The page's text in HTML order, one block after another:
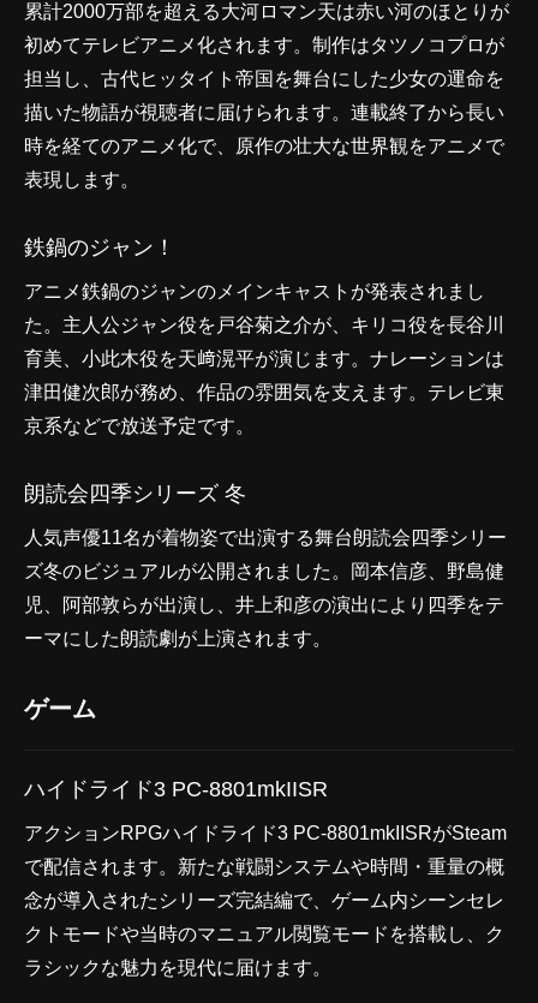
累計2000万部を超える大河ロマン天は赤い河のほとりが
初めてテレビアニメ化されます。制作はタツノコプロが
担当し、古代ヒッタイト帝国を舞台にした少女の運命を
描いた物語が視聴者に届けられます。連載終了から長い
時を経てのアニメ化で、原作の壮大な世界観をアニメで
表現します。
鉄鍋のジャン！
アニメ鉄鍋のジャンのメインキャストが発表されまし
た。主人公ジャン役を戸谷菊之介が、キリコ役を長谷川
育美、小此木役を天﨑滉平が演じます。ナレーションは
津田健次郎が務め、作品の雰囲気を支えます。テレビ東
京系などで放送予定です。
朗読会四季シリーズ 冬
人気声優11名が着物姿で出演する舞台朗読会四季シリー
ズ冬のビジュアルが公開されました。岡本信彦、野島健
児、阿部敦らが出演し、井上和彦の演出により四季をテ
ーマにした朗読劇が上演されます。
ゲーム
ハイドライド3 PC-8801mkIISR
アクションRPGハイドライド3 PC-8801mkIISRがSteam
で配信されます。新たな戦闘システムや時間・重量の概
念が導入されたシリーズ完結編で、ゲーム内シーンセレ
クトモードや当時のマニュアル閲覧モードを搭載し、ク
ラシックな魅力を現代に届けます。